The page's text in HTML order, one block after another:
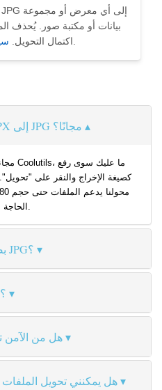
بيانات أو مكتبة صور. يُحذف
اكتمال التحويل..
كيف يمكنني تحويل ملف FPX إلى JPG مجانًا؟
الحاجة للتسجيل أو تثبيت أي برامج إضافية.
كيف أحفظ ملف FPX بصيغة JPG؟
كيف يمكنني فتح ملف FPX؟
هل من الآمن
هل يمكنني تحويل